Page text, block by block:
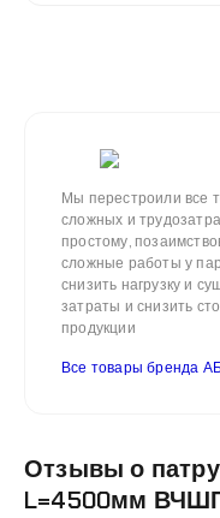
Мы перестроили все
сложных и
простому,
сложные работы у
снизить нагрузку и
затраты и снизить
продукции
Все товары бренда
Отзывы о
L=4500мм